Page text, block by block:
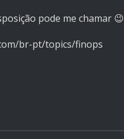
pode me chamar 😉
br-pt/topics/finops